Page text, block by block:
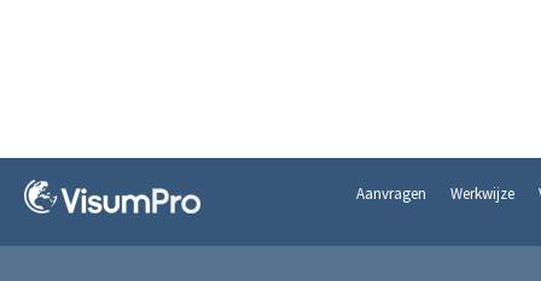
Aanvragen Werkwijze